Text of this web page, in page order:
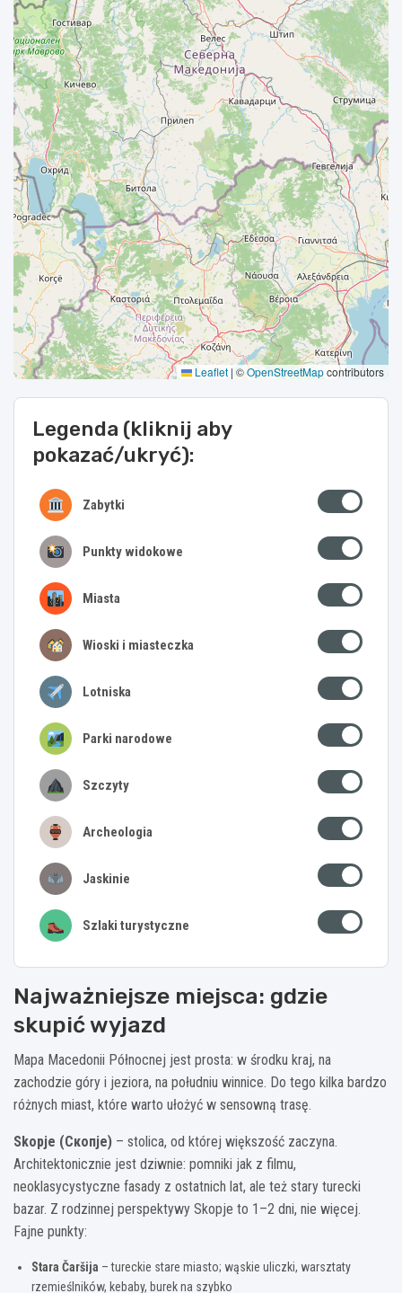
Leaflet | ©OpenStreetMapcontributors
Legenda (kliknij aby
pokazać/ukryć):
Zabytki
Punkty widokowe
Miasta
Wioski i miasteczka
Lotniska
Parki narodowe
Szczyty
Archeologia
Jaskinie
Szlaki turystyczne
Najważniejsze miejsca: gdzie
skupić wyjazd
Mapa Macedonii Północnej jest prosta: w środku kraj, na
zachodzie góry i jeziora, na południu winnice. Do tego kilka bardzo
różnych miast, które warto ułożyć w sensowną trasę.
Skopje (Скопје) – stolica, od której większość zaczyna.
Architektonicznie jest dziwnie: pomniki jak z filmu,
neoklasycystyczne fasady z ostatnich lat, ale też stary turecki
bazar. Z rodzinnej perspektywy Skopje to 1–2 dni, nie więcej.
Fajne punkty:
Stara Čaršija – tureckie stare miasto; wąskie uliczki, warsztaty
rzemieślników, kebaby, burek na szybko